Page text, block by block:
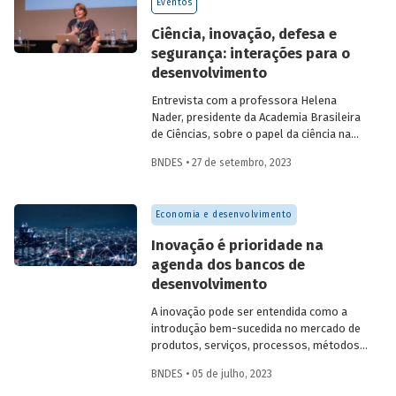
Eventos
Ciência, inovação, defesa e
segurança: interações para o
desenvolvimento
Entrevista com a professora Helena
Nader, presidente da Academia Brasileira
de Ciências, sobre o papel da ciência na
importância da multidisciplinaridade e da
BNDES • 27 de setembro, 2023
Economia e desenvolvimento
Inovação é prioridade na
agenda dos bancos de
desenvolvimento
A inovação pode ser entendida como a
introdução bem-sucedida no mercado de
produtos, serviços, processos, métodos
anteriormente ou que têm alguma
BNDES • 05 de julho, 2023